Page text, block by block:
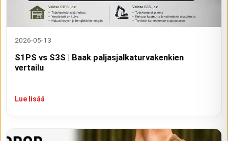
2026-05-13
S1PS vs S3S | Baak paljasjalkaturvakenkien
vertailu
Lue lisää